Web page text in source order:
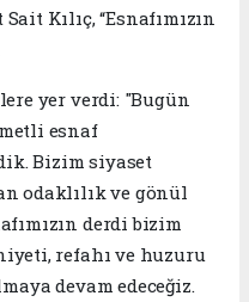
Kılıç, “Esnafımızın
yer verdi: "Bugün
esnaf
Bizim siyaset
odaklılık ve gönül
derdi bizim
refahı ve huzuru
devam edeceğiz.